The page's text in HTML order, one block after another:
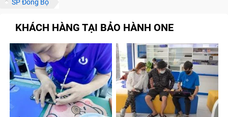
SP Đồng Bộ
KHÁCH HÀNG TẠI BẢO HÀNH ONE